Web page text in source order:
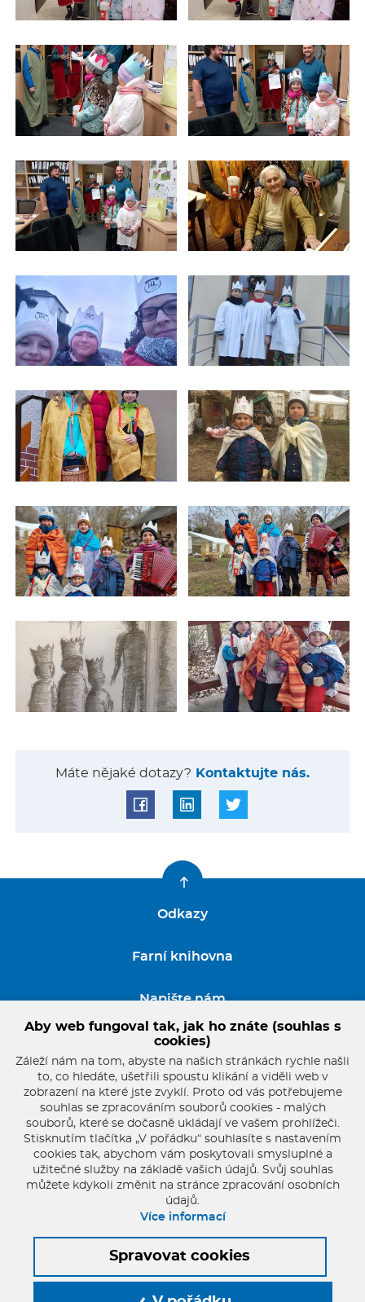
Máte nějaké dotazy? Kontaktujte nás.
Odkazy
Farní knihovna
Napište nám
GDPR
pater.franta@seznam.cz
+420 721 854 806
© 2026 Oficiální stránky Farnost Starý Plzenec
Aby web fungoval tak, jak ho znáte (souhlas s
cookies)
Záleží nám na tom, abyste na našich stránkách rychle našli
to, co hledáte, ušetřili spoustu klikání a viděli web v
zobrazení na které jste zvyklí. Proto od vás potřebujeme
souhlas se zpracováním souborů cookies - malých
souborů, které se dočasně ukládají ve vašem prohlížeči.
Stisknutím tlačítka „V pořádku“ souhlasíte s nastavením
cookies tak, abychom vám poskytovali smysluplné a
užitečné služby na základě vašich údajů. Svůj souhlas
můžete kdykoli změnit na stránce zpracování osobních
údajů.
Více informací
Spravovat cookies